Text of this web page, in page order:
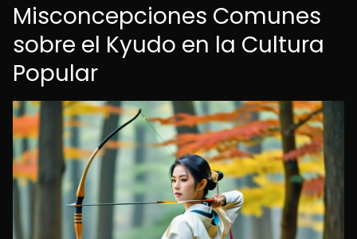
Misconcepciones Comunes
sobre el Kyudo en la Cultura
Popular